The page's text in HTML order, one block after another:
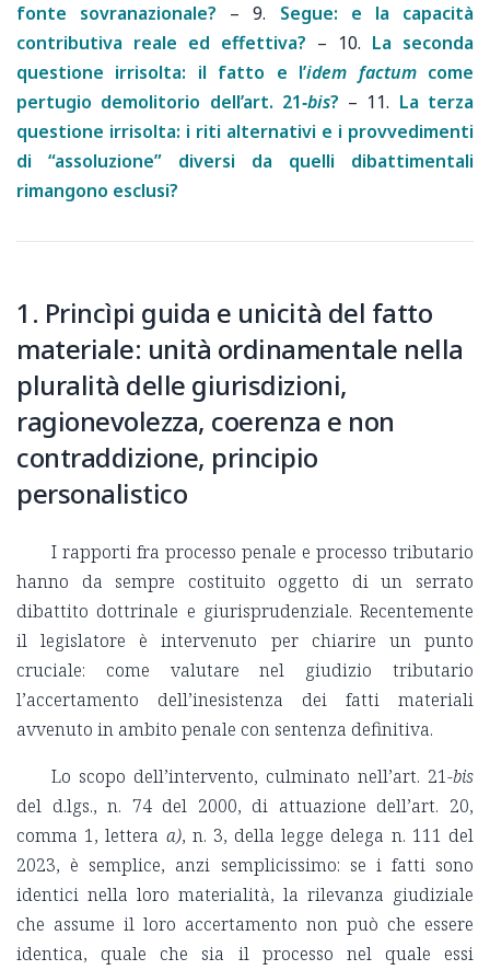
fonte sovranazionale?
– 9.
Segue: e la capacità
contributiva reale ed effettiva? – 10. La seconda
questione irrisolta: il fatto e l’idem factumcome
pertugio demolitorio dell’art. 21‑bis? – 11. La terza
questione irrisolta: i riti alternativi e i provvedimenti
di “assoluzione” diversi da quelli dibattimentali
rimangono esclusi?
1. Princìpi guida e unicità del fatto
materiale: unità ordinamentale nella
pluralità delle giurisdizioni,
ragionevolezza, coerenza e non
contraddizione, principio
personalistico
I rapporti fra processo penale e processo tributario
hanno da sempre costituito oggetto di un serrato
dibattito dottrinale e giurisprudenziale. Recentemente
il legislatore è intervenuto per chiarire un punto
cruciale: come valutare nel giudizio tributario
l’accertamento dell’inesistenza dei fatti materiali
avvenuto in ambito penale con sentenza definitiva.
Lo scopo dell’intervento, culminato nell’art. 21-bis
del d.lgs., n. 74 del 2000, di attuazione dell’art. 20,
comma 1, lettera a), n. 3, della legge delega n. 111 del
2023, è semplice, anzi semplicissimo: se i fatti sono
identici nella loro materialità, la rilevanza giudiziale
che assume il loro accertamento non può che essere
identica, quale che sia il processo nel quale essi